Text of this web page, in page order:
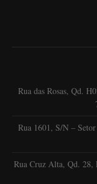
Rua das Rosas, Qd.
Rua 1601, S/N –
Rua Cruz Alta, Qd.